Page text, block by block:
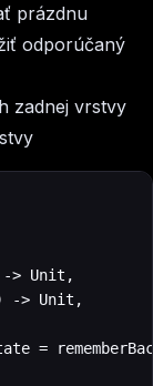
prázdnu
odporúčaný
zadnej vrstvy
> Unit,
-> Unit,
=